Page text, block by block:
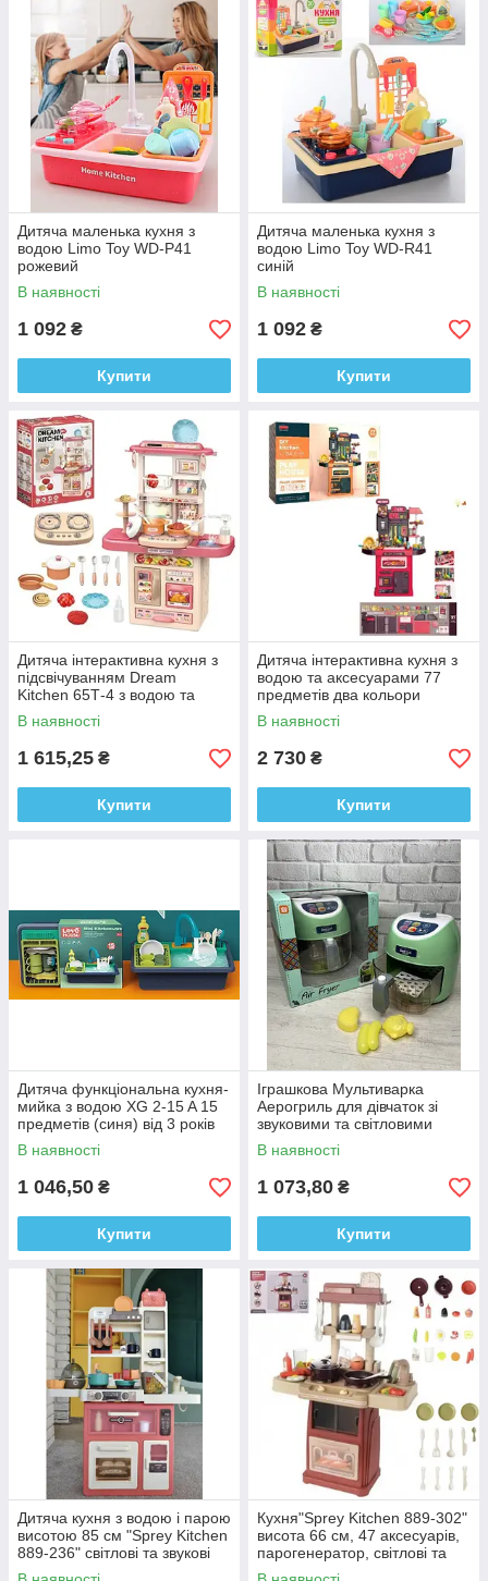
Дитяча маленька кухня з
водою Limo Toy WD-P41
рожевий
В наявності
1 092 ₴
Купити
Дитяча маленька кухня з
водою Limo Toy WD-R41
синій
В наявності
1 092 ₴
Купити
Дитяча інтерактивна кухня з
підсвічуванням Dream
Kitchen 65Т-4 з водою та
аксесуарами
В наявності
1 615,25 ₴
Купити
Дитяча інтерактивна кухня з
водою та аксесуарами 77
предметів два кольори
2А330/2А220
В наявності
2 730 ₴
Купити
Дитяча функціональна кухня-
мийка з водою XG 2-15 A 15
предметів (синя) від 3 років
В наявності
1 046,50 ₴
Купити
Іграшкова Мультиварка
Аерогриль для дівчаток зі
звуковими та світловими
ефектами, зелена. LD 6613 A
В наявності
1 073,80 ₴
Купити
Дитяча кухня з водою і парою
висотою 85 см "Sprey Kitchen
889-236" світлові та звукові
ефекти від 3х років
Кухня"Sprey Kitchen 889-302"
висота 66 см, 47 аксесуарів,
парогенератор, світлові та
звукові ефекти.